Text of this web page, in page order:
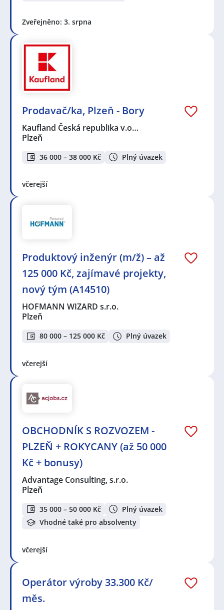
Zveřejněno: 3. srpna
Prodavač/ka, Plzeň - Bory
Kaufland Česká republika v.o…
Plzeň
36 000 – 38 000 Kč Plný úvazek
včerejší
Produktový inženýr (m/ž) – až
125 000 Kč, zajímavé projekty,
nový tým (A14510)
HOFMANN WIZARD s.r.o.
Plzeň
80 000 – 125 000 Kč Plný úvazek
včerejší
OBCHODNÍK S ROZVOZEM -
PLZEŇ + ROKYCANY (až 50 000
Kč + bonusy)
Advantage Consulting, s.r.o.
Plzeň
35 000 – 50 000 Kč
Plný úvazek
Vhodné také pro absolventy
včerejší
Operátor výroby 33.300 Kč/
měs.